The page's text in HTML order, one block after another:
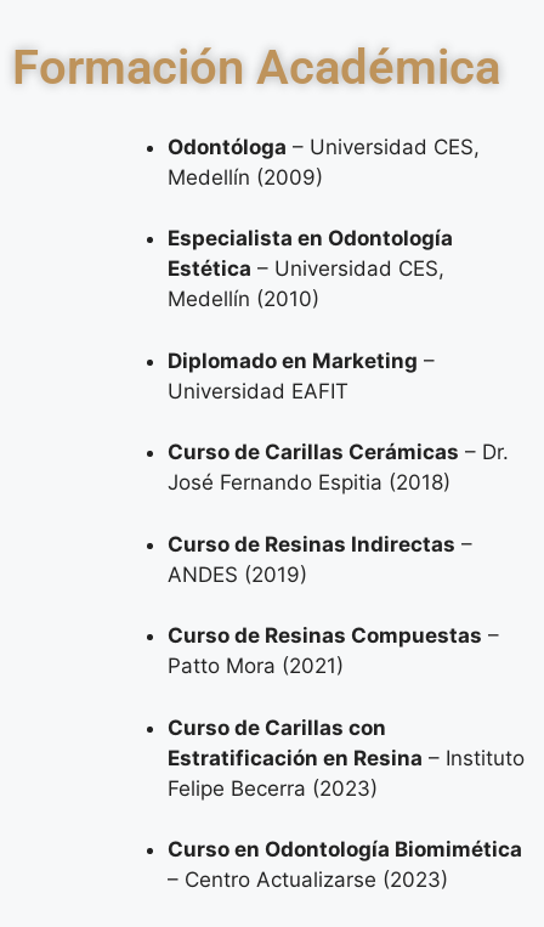
Formación Académica
Odontóloga – Universidad CES,
Medellín (2009)
Especialista en Odontología
Estética – Universidad CES,
Medellín (2010)
Diplomado en Marketing –
Universidad EAFIT
Curso de Carillas Cerámicas – Dr.
José Fernando Espitia (2018)
Curso de Resinas Indirectas –
ANDES (2019)
Curso de Resinas Compuestas –
Patto Mora (2021)
Curso de Carillas con
Estratificación en Resina – Instituto
Felipe Becerra (2023)
Curso en Odontología Biomimética
– Centro Actualizarse (2023)